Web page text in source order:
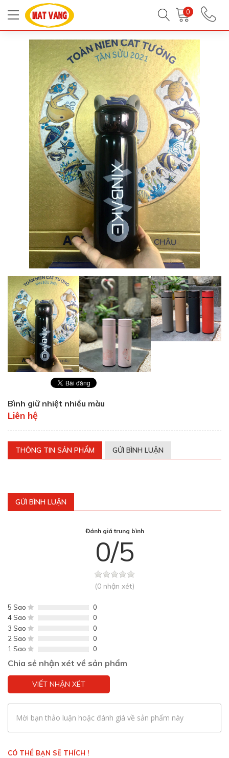
0
Trang chủ Tất Cả Sản Phẩm
Bình giữ nhiệt nhiều màu
Liên hệ
THÔNG TIN SẢN PHẨM GỬI BÌNH LUẬN
GỬI BÌNH LUẬN
Đánh giá trung bình
0/5
(0 nhận xét)
5 Sao
0
4 Sao
0
3 Sao
0
2 Sao
0
1 Sao
0
Chia sẻ nhận xét về sản phẩm
VIẾT NHẬN XÉT
Mời bạn thảo luận hoặc đánh giá về sản phẩm này
CÓ THỂ BẠN SẼ THÍCH !